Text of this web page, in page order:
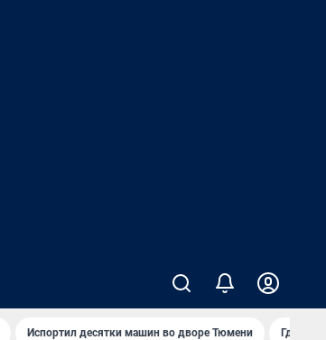
Испортил десятки машин во дворе Тюмени Где